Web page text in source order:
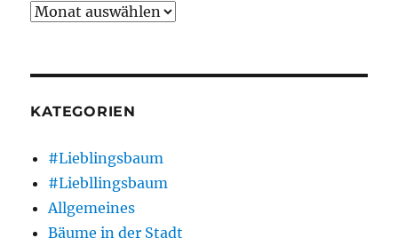
Archiv
KATEGORIEN
#Lieblingsbaum
#Liebllingsbaum
Allgemeines
Bäume in der Stadt